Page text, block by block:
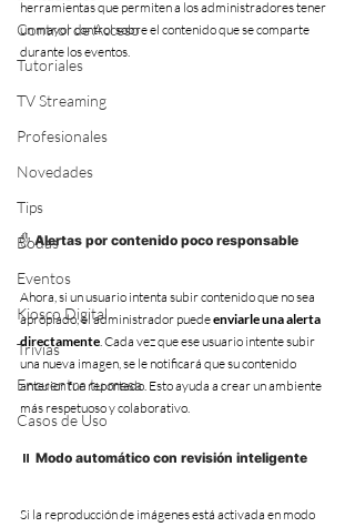
Control de Acceso
Tutoriales
TV Streaming
Profesionales
Novedades
Tips
Bodas
Eventos
Kiosco Digital
Trivias
Encuentra tu mesa
Casos de Uso
herramientas que permiten a los administradores tener
un mayor control sobre el contenido que se comparte
durante los eventos.
✋ Alertas por contenido poco responsable
Ahora, si un usuario intenta subir contenido que no sea
apropiado, el administrador puede enviarle una alerta
directamente. Cada vez que ese usuario intente subir
una nueva imagen, se le notificará que su contenido
anterior fue reportado. Esto ayuda a crear un ambiente
más respetuoso y colaborativo.
⏸ Modo automático con revisión inteligente
Si la reproducción de imágenes está activada en modo